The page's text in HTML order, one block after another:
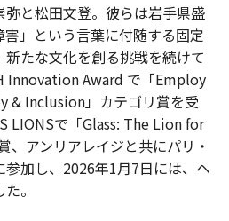
と松田文登。彼らは岩手県盛
」という言葉に付随する固定
たな文化を創る挑戦を続けて
Innovation Award で「Employ
& Inclusion」カテゴリ賞を受
LIONSで「Glass: The Lion for
、アンリアレイジと共にパリ・
加し、2026年1月7日には、ヘ
。